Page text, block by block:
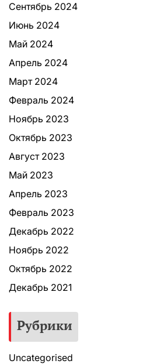
Сентябрь 2024
Июнь 2024
Май 2024
Апрель 2024
Март 2024
Февраль 2024
Ноябрь 2023
Октябрь 2023
Август 2023
Май 2023
Апрель 2023
Февраль 2023
Декабрь 2022
Ноябрь 2022
Октябрь 2022
Декабрь 2021
Рубрики
Uncategorised